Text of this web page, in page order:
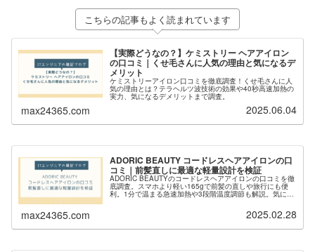
こちらの記事もよく読まれています
【実際どうなの？】ケミストリー ヘアアイロン
の口コミ｜くせ毛さんに人気の理由と気になるデ
メリット
ケミストリーアイロン口コミを徹底調査！くせ毛さんに人
気の理由とは？テラヘルツ波技術の効果や40秒高速加熱の
実力、気になるデメリットまで調査。
max24365.com 2025.06.04
ADORIC BEAUTY コードレスヘアアイロンの口
コミ｜前髪直しに最適な軽量設計を検証
ADORIC BEAUTYのコードレスヘアアイロンの口コミを徹
底調査。スマホより軽い165gで前髪の直しや旅行にも便
利。1分で温まる急速加熱や3段階温度調節も解説。気にな
るバッテリーの持ちや注意点も正直にレビューします。
max24365.com 2025.02.28